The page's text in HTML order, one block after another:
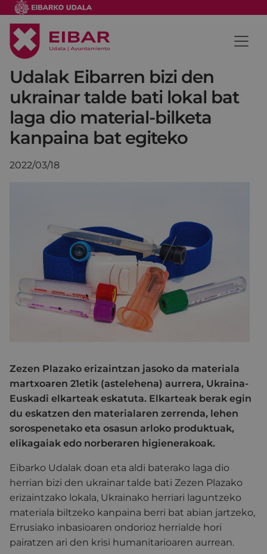
Udalak Eibarren bizi den
ukrainar talde bati lokal bat
laga dio material-bilketa
kanpaina bat egiteko
2022/03/18
Zezen Plazako erizaintzan jasoko da materiala
martxoaren 21etik (astelehena) aurrera, Ukraina-
Euskadi elkarteak eskatuta. Elkarteak berak egin
du eskatzen den materialaren zerrenda, lehen
sorospenetako eta osasun arloko produktuak,
elikagaiak edo norberaren higienerakoak.
Eibarko Udalak doan eta aldi baterako laga dio
herrian bizi den ukrainar talde bati Zezen Plazako
erizaintzako lokala, Ukrainako herriari laguntzeko
materiala biltzeko kanpaina berri bat abian jartzeko,
Errusiako inbasioaren ondorioz herrialde hori
pairatzen ari den krisi humanitarioaren aurrean.